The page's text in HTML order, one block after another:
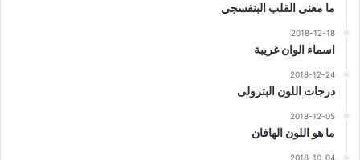
ما معنى القلب البنفسجي
2018-12-18
اسماء الوان غريبة
2018-12-24
درجات اللون البترولى
2018-12-05
ما هو اللون الهافان
2018-10-04